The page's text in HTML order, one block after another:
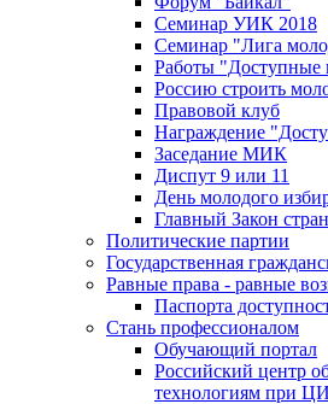
Семинар УИК 2018
Семинар "Лига
Работы
Россию строить
Правовой клуб
Награждение
Заседание МИК
Диспут 9 или 11
День молодого
Главный Закон
Политические партии
Государственная
Равные права - равные
Паспорта
Стань профессионалом
Обучающий портал
Российский центр
технологиям при